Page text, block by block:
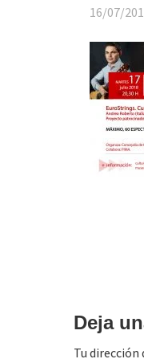
16/07/
Deja
Tu